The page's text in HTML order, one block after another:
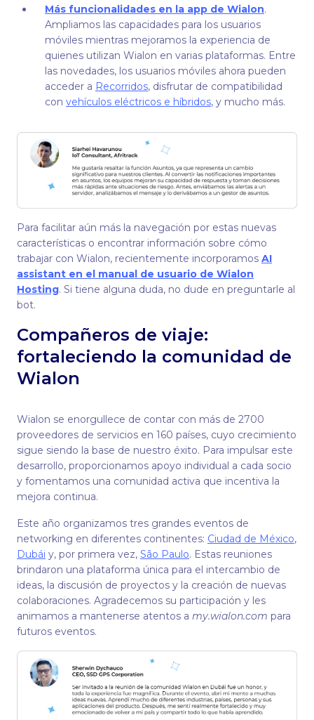
Más funcionalidades en la app de Wialon.
Ampliamos las capacidades para los usuarios
móviles mientras mejoramos la experiencia de
quienes utilizan Wialon en varias plataformas. Entre
las novedades, los usuarios móviles ahora pueden
acceder a Recorridos, disfrutar de compatibilidad
con vehículos eléctricos e híbridos, y mucho más.
Para facilitar aún más la navegación por estas nuevas
características o encontrar información sobre cómo
trabajar con Wialon, recientemente incorporamos AI
assistant en el manual de usuario de Wialon
Hosting. Si tiene alguna duda, no dude en preguntarle al
bot.
Compañeros de viaje:
fortaleciendo la comunidad de
Wialon
Wialon se enorgullece de contar con más de 2700
proveedores de servicios en 160 países, cuyo crecimiento
sigue siendo la base de nuestro éxito. Para impulsar este
desarrollo, proporcionamos apoyo individual a cada socio
y fomentamos una comunidad activa que incentiva la
mejora continua.
Este año organizamos tres grandes eventos de
networking en diferentes continentes: Ciudad de México,
Dubái y, por primera vez, São Paulo. Estas reuniones
brindaron una plataforma única para el intercambio de
ideas, la discusión de proyectos y la creación de nuevas
colaboraciones. Agradecemos su participación y les
animamos a mantenerse atentos a my.wialon.com para
futuros eventos.